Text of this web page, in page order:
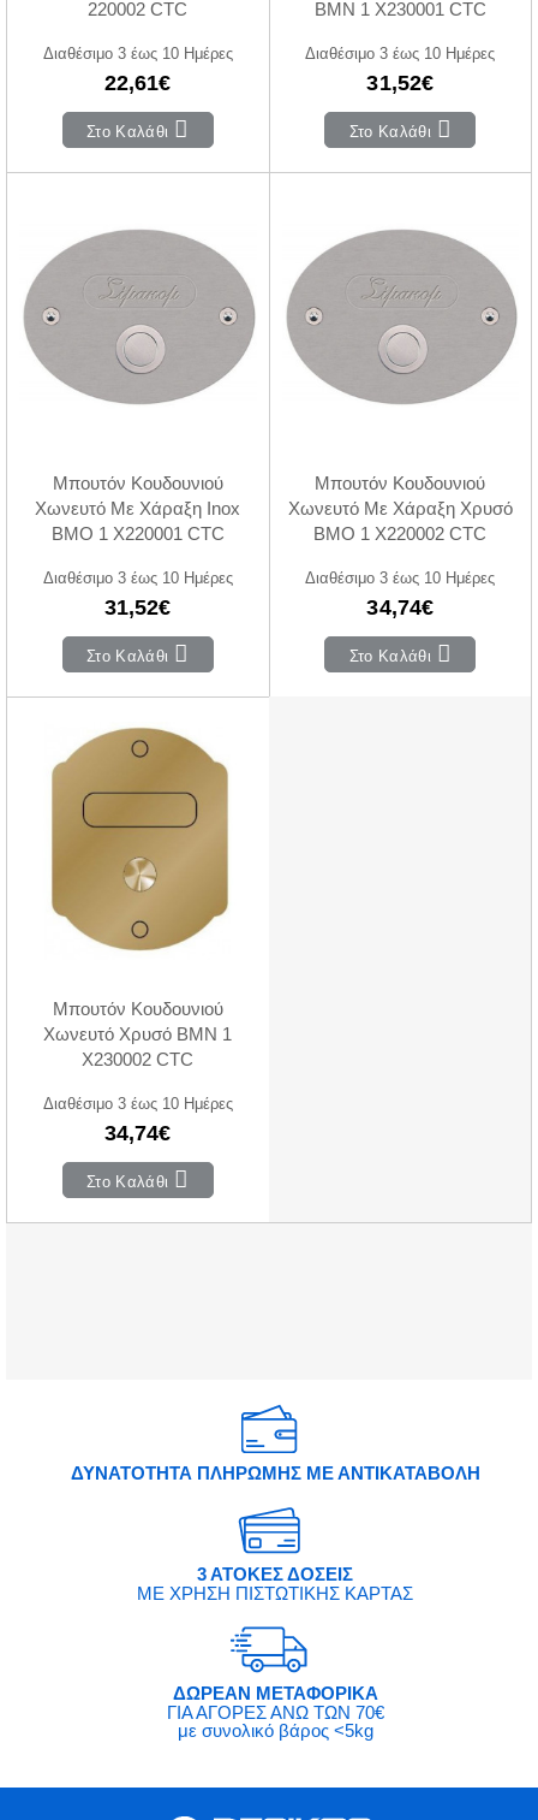
220002 CTC
Διαθέσιμο 3 έως 10 Ημέρες
22,61€
Στο Καλάθι
BMN 1 X230001 CTC
Διαθέσιμο 3 έως 10 Ημέρες
31,52€
Στο Καλάθι
Μπουτόν Κουδουνιού
Χωνευτό Με Χάραξη Inox
BMO 1 X220001 CTC
Διαθέσιμο 3 έως 10 Ημέρες
31,52€
Στο Καλάθι
Μπουτόν Κουδουνιού
Χωνευτό Με Χάραξη Χρυσό
BMO 1 X220002 CTC
Διαθέσιμο 3 έως 10 Ημέρες
34,74€
Στο Καλάθι
Μπουτόν Κουδουνιού
Χωνευτό Χρυσό BMN 1
X230002 CTC
Διαθέσιμο 3 έως 10 Ημέρες
34,74€
Στο Καλάθι
ΔΥΝΑΤΟΤΗΤΑ ΠΛΗΡΩΜΗΣ ΜΕ ΑΝΤΙΚΑΤΑΒΟΛΗ
3 ΑΤΟΚΕΣ ΔΟΣΕΙΣ
ΜΕ ΧΡΗΣΗ ΠΙΣΤΩΤΙΚΗΣ ΚΑΡΤΑΣ
ΔΩΡΕΑΝ ΜΕΤΑΦΟΡΙΚΑ
ΓΙΑ ΑΓΟΡΕΣ ΑΝΩ ΤΩΝ 70€
με συνολικό βάρος <5kg